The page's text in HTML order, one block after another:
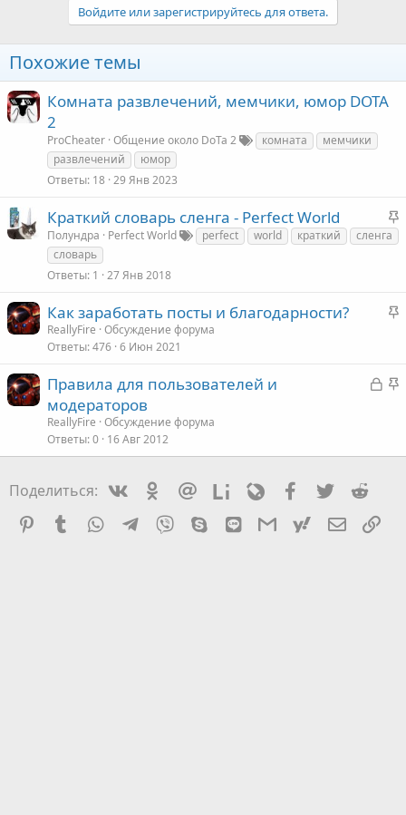
Войдите или зарегистрируйтесь для ответа.
Похожие темы
Комната развлечений, мемчики, юмор DOTA
2
ProCheater Общение около DoTa 2 комната
мемчики
развлечений
юмор
Ответы 18 29 Янв 2023
З
а
п
Краткий словарь сленга - Perfect World
Полундра Perfect World perfect world краткий
сленга
словарь
Ответы 1 27 Янв 2018
З
е
Как заработать посты и благодарности?
ReallyFire Обсуждение форума
Ответы 476 6 Июн 2021
З
ы
З
е
Правила для пользователей и
модераторов
ReallyFire Обсуждение форума
Ответы 0 16 Авг 2012
Поделиться: VkontakteOdnoklassniki
Mail.ruLiveinternetLivejournalFacebook
Twitter
Pinterest
Tumblr WhatsAppTelegram
Viber Skype LineGmailyahoomail